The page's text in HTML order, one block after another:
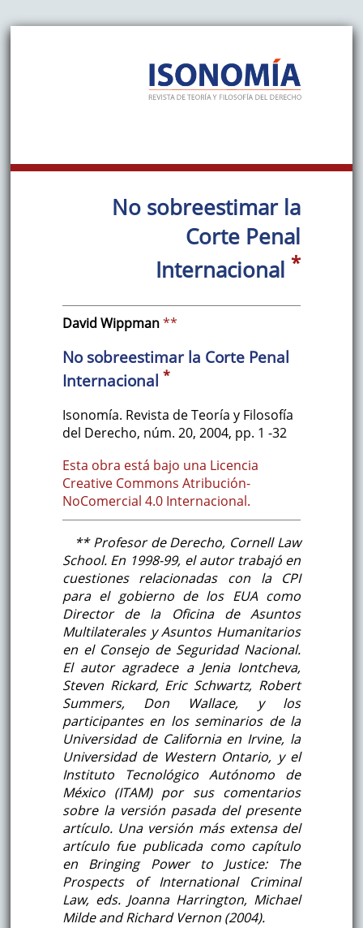
No sobreestimar la
Corte Penal
Internacional *
David Wippman **
No sobreestimar la Corte Penal
Internacional *
Isonomía. Revista de Teoría y Filosofía
del Derecho, núm. 20, 2004, pp. 1 -32
Esta obra está bajo una Licencia
Creative Commons Atribución-
NoComercial 4.0 Internacional.
** Profesor de Derecho, Cornell Law
School. En 1998-99, el autor trabajó en
cuestiones relacionadas con la CPI
para el gobierno de los EUA como
Director de la Oficina de Asuntos
Multilaterales y Asuntos Humanitarios
en el Consejo de Seguridad Nacional.
El autor agradece a Jenia Iontcheva,
Steven Rickard, Eric Schwartz, Robert
Summers, Don Wallace, y los
participantes en los seminarios de la
Universidad de California en Irvine, la
Universidad de Western Ontario, y el
Instituto Tecnológico Autónomo de
México (ITAM) por sus comentarios
sobre la versión pasada del presente
artículo. Una versión más extensa del
artículo fue publicada como capítulo
en Bringing Power to Justice: The
Prospects of International Criminal
Law, eds. Joanna Harrington, Michael
Milde and Richard Vernon (2004).